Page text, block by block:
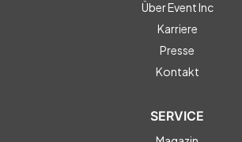
Über Event Inc
Karriere
Presse
Kontakt
SERVICE